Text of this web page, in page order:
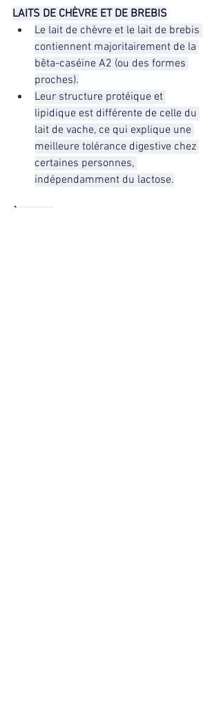
LAITS DE CHÈVRE ET DE BREBIS
Le lait de chèvre et le lait de brebis
contiennent majoritairement de la
bêta-caséine A2 (ou des formes
proches).
Leur structure protéique et
lipidique est différente de celle du
lait de vache, ce qui explique une
meilleure tolérance digestive chez
certaines personnes,
indépendamment du lactose.